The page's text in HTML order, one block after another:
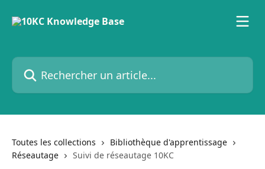
Rechercher un article...
Toutes les collections
Bibliothèque d'apprentissage
Réseautage
Suivi de réseautage 10KC